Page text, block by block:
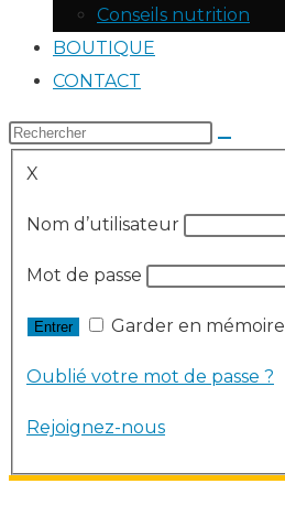
Conseils nutrition
BOUTIQUE
CONTACT
X
Nom d’utilisateur
Mot de passe
Garder en mémoire
Oublié votre mot de passe ?
Rejoignez-nous